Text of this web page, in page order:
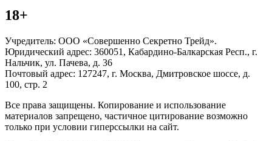
18+
Учредитель: ООО «Совершенно Секретно Трейд».
Юридический адрес: 360051, Кабардино-Балкарская Респ., г.
Нальчик, ул. Пачева, д. 36
Почтовый адрес: 127247, г. Москва, Дмитровское шоссе, д.
100, стр. 2
Все права защищены. Копирование и использование
материалов запрещено, частичное цитирование возможно
только при условии гиперссылки на сайт.